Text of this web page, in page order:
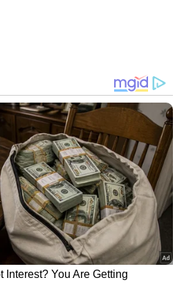
പോസ്റ്റിന് കേന്ദ്രത്തിൻ്റെ
മറുപടി
ഏറ്റുമുട്ടലിനിലെന്ന്
തുടങ്ങുന്ന
രണ്ടാം നാൾ
നടക്കും.